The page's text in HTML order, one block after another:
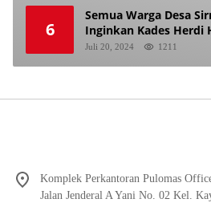
6
Semua Warga Desa
Inginkan Kades Herdi
Berhentikan Dari
Juli 20, 2024 1211
Komplek Perkantoran Pulomas
Jalan Jenderal A Yani No. 02 Kel.